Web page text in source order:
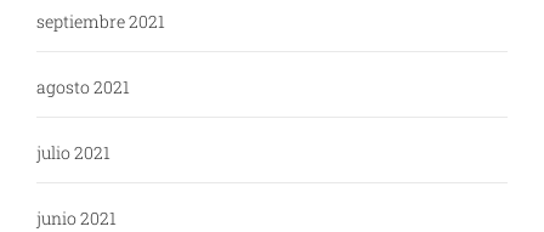
septiembre 2021
agosto 2021
julio 2021
junio 2021